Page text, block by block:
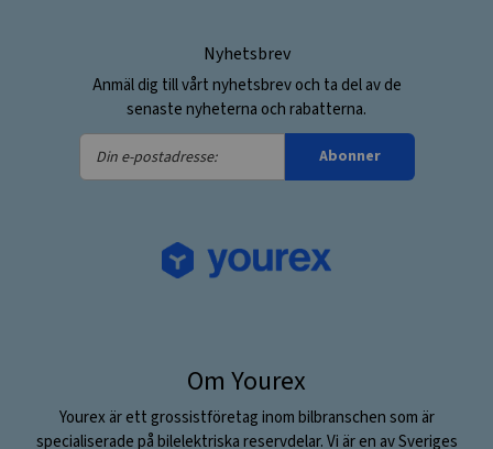
Nyhetsbrev
Anmäl dig till vårt nyhetsbrev och ta del av de
senaste nyheterna och rabatterna.
Din
e-
Abonner
Om Yourex
Yourex är ett grossistföretag inom bilbranschen som är
specialiserade på bilelektriska reservdelar. Vi är en av Sveriges